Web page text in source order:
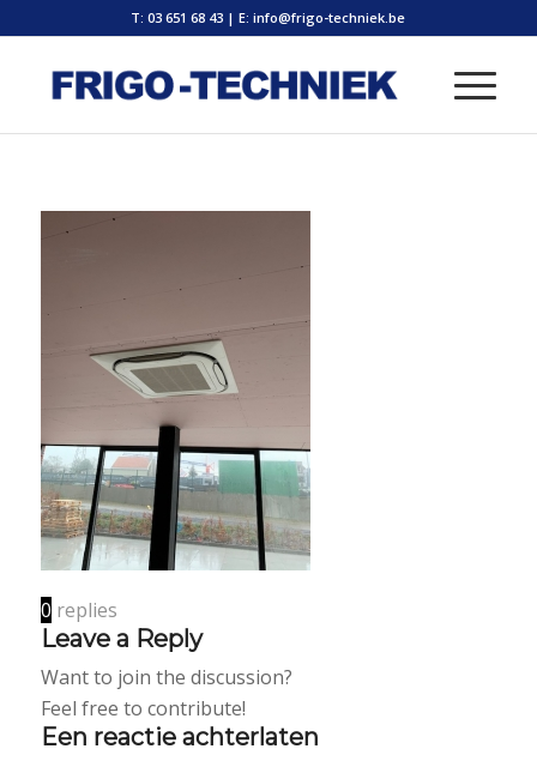
T: 03 651 68 43 |E: info@frigo-techniek.be
0 replies
Leave a Reply
Want to join the discussion?
Feel free to contribute!
Een reactie achterlaten